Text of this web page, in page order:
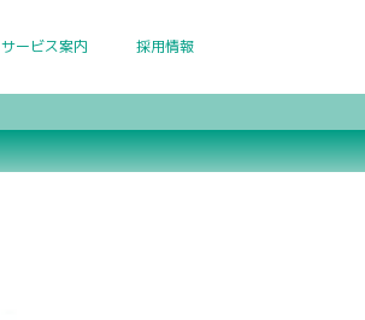
サービス案内 採用情報